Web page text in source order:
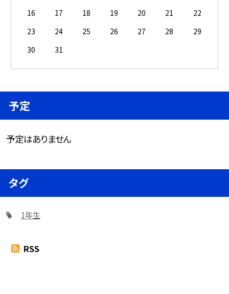
16
17 18 19 20 21
22
23
24 25 26 27 28
29
30
31
予定
予定はありません
タグ
1年生
RSS